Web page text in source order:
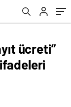
ücreti”
ifadeleri